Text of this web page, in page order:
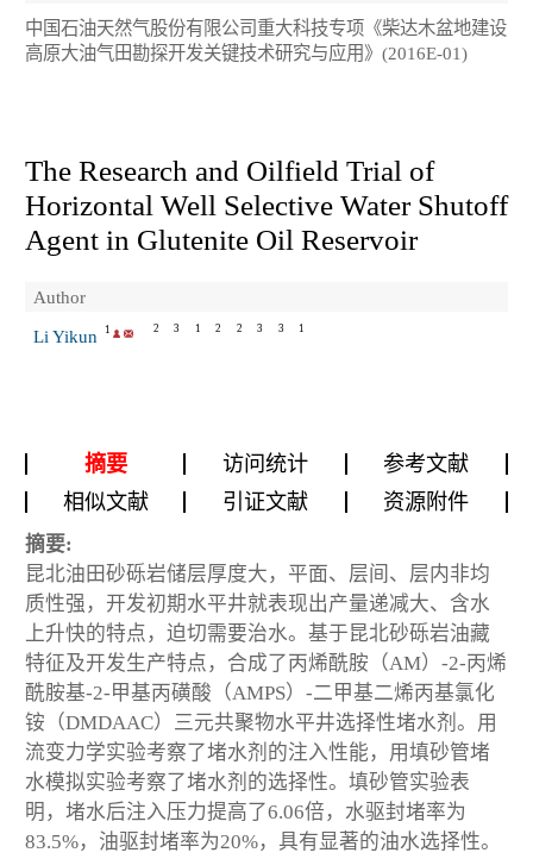
中国石油天然气股份有限公司重大科技专项《柴达木盆地建设
高原大油气田勘探开发关键技术研究与应用》(2016E-01)
The Research and Oilfield Trial of
Horizontal Well Selective Water Shutoff
Agent in Glutenite Oil Reservoir
Author
Li Yikun
1 2 3 1 2 2 3 3 1
摘要 访问统计
参考文献
相似文献
引证文献 资源附件
摘要:
昆北油田砂砾岩储层厚度大，平面、层间、层内非均
质性强，开发初期水平井就表现出产量递减大、含水
上升快的特点，迫切需要治水。基于昆北砂砾岩油藏
特征及开发生产特点，合成了丙烯酰胺（AM）-2-丙烯
酰胺基-2-甲基丙磺酸（AMPS）-二甲基二烯丙基氯化
铵（DMDAAC）三元共聚物水平井选择性堵水剂。用
流变力学实验考察了堵水剂的注入性能，用填砂管堵
水模拟实验考察了堵水剂的选择性。填砂管实验表
明，堵水后注入压力提高了6.06倍，水驱封堵率为
83.5%，油驱封堵率为20%，具有显著的油水选择性。